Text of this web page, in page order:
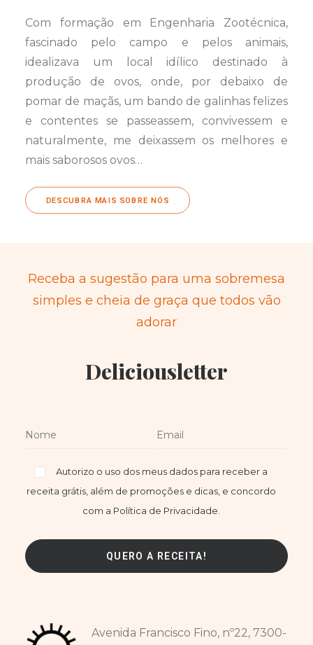
Com formação em Engenharia Zootécnica,
fascinado pelo campo e pelos animais,
idealizava um local idílico destinado à
produção de ovos, onde, por debaixo de
pomar de maçãs, um bando de galinhas felizes
e contentes se passeassem, convivessem e
naturalmente, me deixassem os melhores e
mais saborosos ovos…
DESCUBRA MAIS SOBRE NÓS
Receba a sugestão para uma sobremesa
simples e cheia de graça que todos vão
adorar
Deliciousletter
Autorizo o uso dos meus dados para receber a
receita grátis, além de promoções e dicas, e concordo
com a Política de Privacidade.
Avenida Francisco Fino, nº22, 7300-